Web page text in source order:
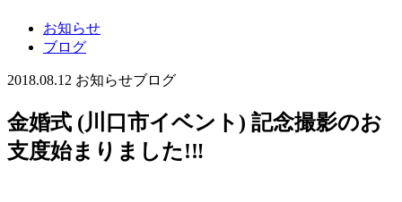
お知らせ
ブログ
2018.08.12 お知らせブログ
金婚式 (川口市イベント) 記念撮影のお
支度始まりました!‼︎